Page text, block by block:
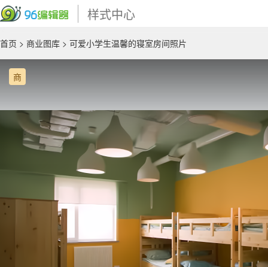
样式中心
首页 > 商业图库 > 可爱小学生温馨的寝室房间照片
商